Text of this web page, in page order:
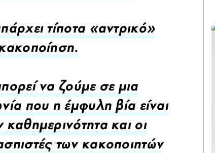
τίποτα «αντρικό»
να ζούμε σε μια
που η έμφυλη βία είναι
καθημερινότητα και οι
των κακοποιητών